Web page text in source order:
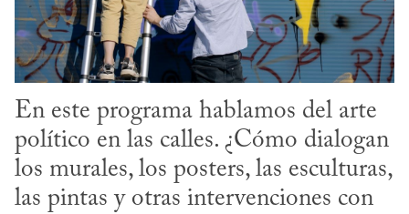
En este programa hablamos del arte
político en las calles. ¿Cómo dialogan
los murales, los posters, las esculturas,
las pintas y otras intervenciones con